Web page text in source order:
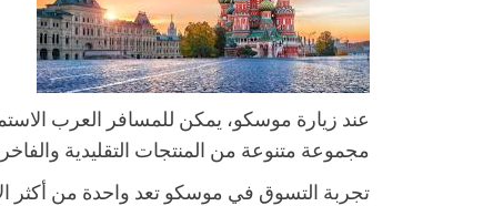
عند زيارة موسكو، يمكن للمسافر العرب
مجموعة متنوعة من المنتجات التقليدية
تجربة التسوق في موسكو تعد واحدة من أكثر